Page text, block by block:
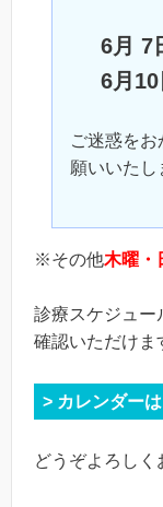
6月
6月
ご迷惑を
願いいたし
※その他木曜・
診療スケジュー
確認いただけま
> カレンダー
どうぞよろしく